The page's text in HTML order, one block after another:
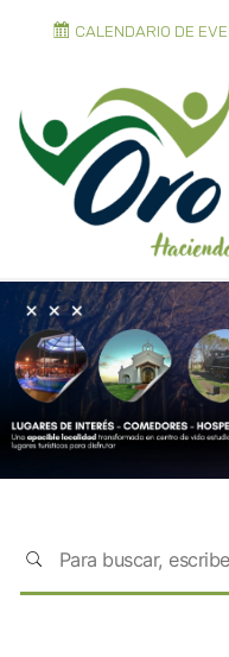
CALENDARIO DE